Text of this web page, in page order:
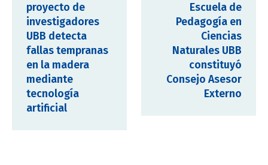
proyecto de
investigadores
UBB detecta
fallas tempranas
en la madera
mediante
tecnología
artificial
Escuela de
Pedagogía en
Ciencias
Naturales UBB
constituyó
Consejo Asesor
Externo